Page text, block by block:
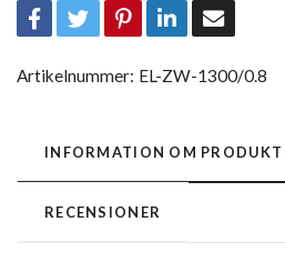
Artikelnummer: EL-ZW-1300/0.8
INFORMATION OM PRODUKT
RECENSIONER